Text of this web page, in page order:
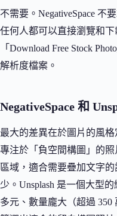
不需要。NegativeSpace 不
任何人都可以直接瀏覽和
「Download Free Stock
解析度檔案。
NegativeSpace 和
最大的差異在於圖片的風格
專注於「負空間構圖」的
區域，適合需要疊加文字
少。Unsplash 是一個大型
多元、數量龐大（超過